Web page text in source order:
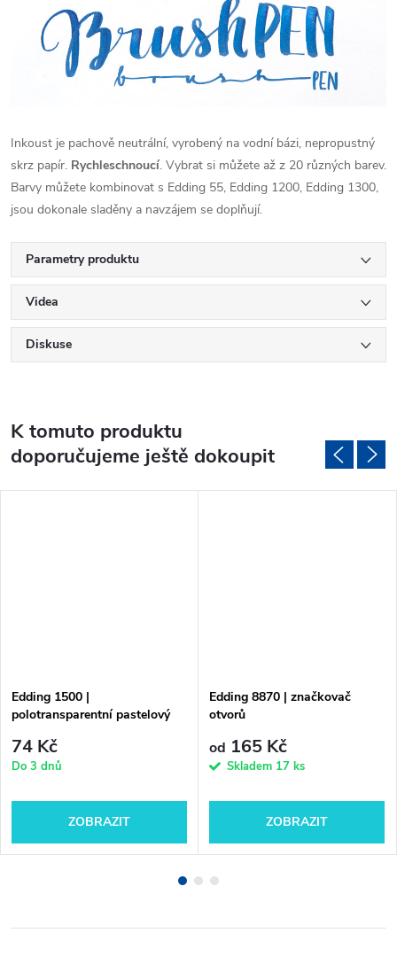
Inkoust je pachově neutrální, vyrobený na vodní bázi, nepropustný
skrz papír. Rychleschnoucí. Vybrat si můžete až z 20 různých barev.
Barvy můžete kombinovat s Edding 55, Edding 1200, Edding 1300,
jsou dokonale sladěny a navzájem se doplňují.
Parametry produktu
Videa
Diskuse
K tomuto produktu
doporučujeme ještě dokoupit
Edding 1500 |
polotransparentní pastelový
74 Kč
Do 3 dnů
ZOBRAZIT
Edding 8870 | značkovač
otvorů
od 165 Kč
Skladem 17 ks
ZOBRAZIT